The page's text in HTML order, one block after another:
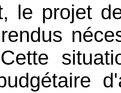
le projet